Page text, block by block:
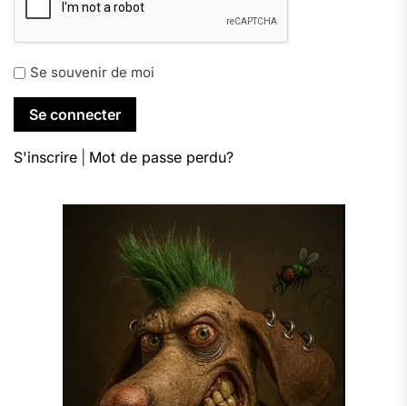
Se souvenir de moi
S'inscrire Mot de passe perdu?